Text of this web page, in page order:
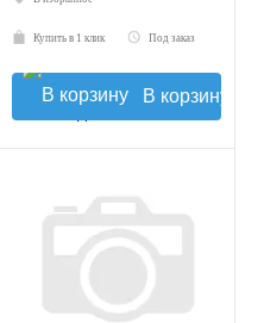
Купить в 1 клик Под заказ
В корзину